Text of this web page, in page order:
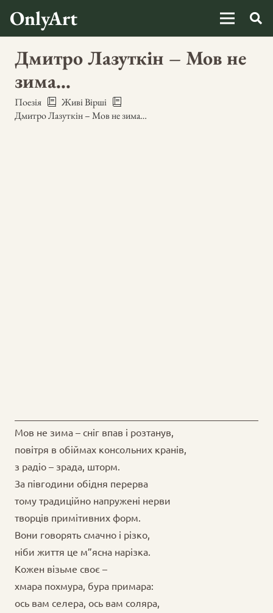
OnlyArt
Дмитро Лазуткін – Мов не
зима…
Поезія
Живі Вірші
Дмитро Лазуткін – Мов не зима…
Мов не зима – сніг впав і розтанув,
повітря в обіймах консольних кранів,
з радіо – зрада, шторм.
За півгодини обідня перерва
тому традиційно напружені нерви
творців примітивних форм.
Вони говорять смачно і різко,
ніби життя це м”ясна нарізка.
Кожен візьме своє –
хмара похмура, бура примара:
ось вам селера, ось вам соляра,